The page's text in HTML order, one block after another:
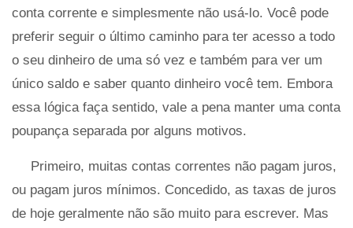
conta corrente e simplesmente não usá-lo. Você pode
preferir seguir o último caminho para ter acesso a todo
o seu dinheiro de uma só vez e também para ver um
único saldo e saber quanto dinheiro você tem. Embora
essa lógica faça sentido, vale a pena manter uma conta
poupança separada por alguns motivos.
Primeiro, muitas contas correntes não pagam juros,
ou pagam juros mínimos. Concedido, as taxas de juros
de hoje geralmente não são muito para escrever. Mas